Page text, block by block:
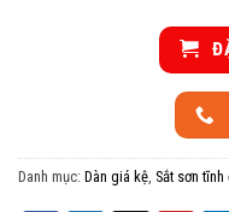
Danh mục: Dàn giá kệ Sắt sơn tĩnh